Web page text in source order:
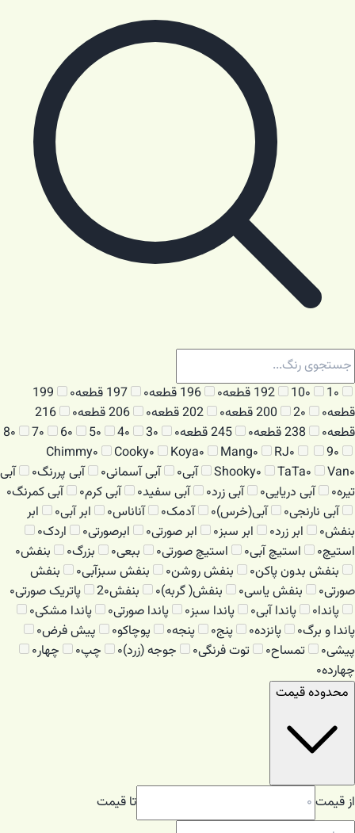
1۰ 10۰ 192 قطعه ۰ 196 قطعه ۰ 197 قطعه ۰
199
قطعه۰ 2۰ 200 قطعه ۰ 202 قطعه ۰ 206 قطعه ۰
216
قطعه۰ 238 قطعه ۰ 245 قطعه ۰ 3۰ 4۰ 5۰ 6۰ 7۰ 8۰
9۰ Chimmy۰ Cooky۰ Koya۰ Mang۰ RJ۰
Shooky۰ TaTa۰ Van۰ آبی۰ آبی آسمانی۰ آبی پررنگ۰
آبی
تیره۰ آبی دریایی۰ آبی زرد۰ آبی سفید۰ آبی کرم۰ آبی کمرنگ۰
آبی نارنجی۰ آبی(خرس)۰ آدمک۰ آناناس۰ ابر آبی۰
ابر
بنفش۰ ابر زرد۰ ابر سبز۰ ابر صورتی۰ ابرصورتی۰ اردک۰
استیچ۰ استیچ آبی۰ استیچ صورتی۰ ببعی۰ بزرگ۰ بنفش۰
بنفش بدون پاکن۰ بنفش روشن۰ بنفش سبزآبی۰
بنفش
صورتی۰ بنفش یاسی۰ بنفش( گربه)۰ بنفش2۰ پاتریک صورتی۰
پاندا۰ پاندا آبی۰ پاندا سبز۰ پاندا صورتی۰ پاندا مشکی۰
پاندا و برگ۰ پانزده۰ پنج۰ پنجه۰ پوچاکو۰ پیش فرض۰
پیشی۰ تمساح۰ توت فرنگی۰ جوجه (زرد)۰ چپ۰ چهار۰
چهارده۰
محدوده قیمت
از قیمت تا قیمت